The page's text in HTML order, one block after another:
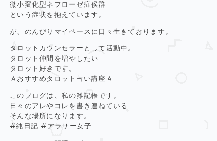
微小変化型ネフローゼ症候群
という症状を抱えています。
が、のんびりマイペースに日々生きております。
タロットカウンセラーとして活動中。
タロット仲間を増やしたい
タロット好きです。
☆おすすめタロット占い講座☆
このブログは、私の雑記帳です。
日々のアレやコレを書き連ねている
そんな場所になります。
#純日記 #アラサー女子